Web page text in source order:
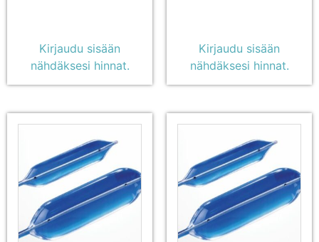
Kirjaudu sisään
nähdäksesi hinnat.
Kirjaudu sisään
nähdäksesi hinnat.